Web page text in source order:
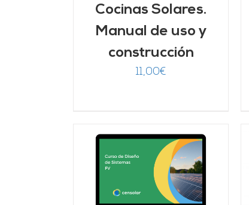
Cocinas Solares.
Manual de uso y
construcción
11,00€
AÑADIR AL CARRITO